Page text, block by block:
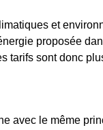
et
proposée
tarifs sont donc
avec le même